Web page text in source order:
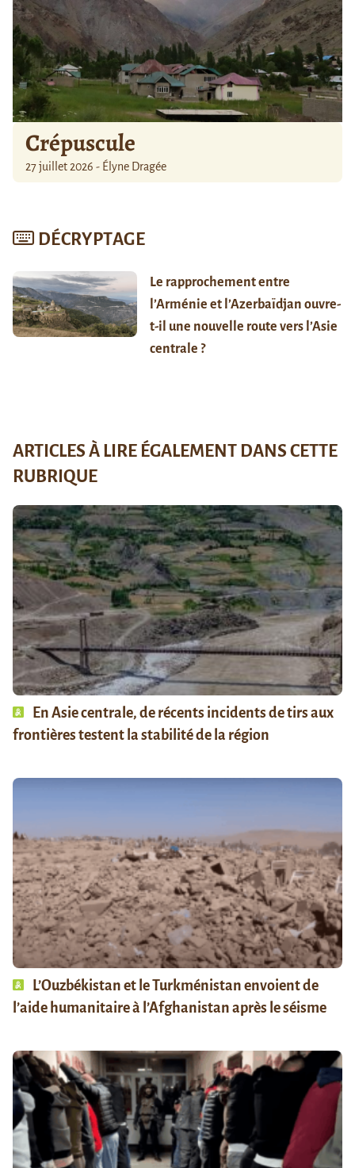
Crépuscule
27 juillet 2026 - Élyne Dragée
DÉCRYPTAGE
Le rapprochement entre
l’Arménie et l’Azerbaïdjan ouvre-
t-il une nouvelle route vers l’Asie
centrale ?
ARTICLES À LIRE ÉGALEMENT DANS CETTE
RUBRIQUE
En Asie centrale, de récents incidents de tirs aux
frontières testent la stabilité de la région
L’Ouzbékistan et le Turkménistan envoient de
l’aide humanitaire à l’Afghanistan après le séisme